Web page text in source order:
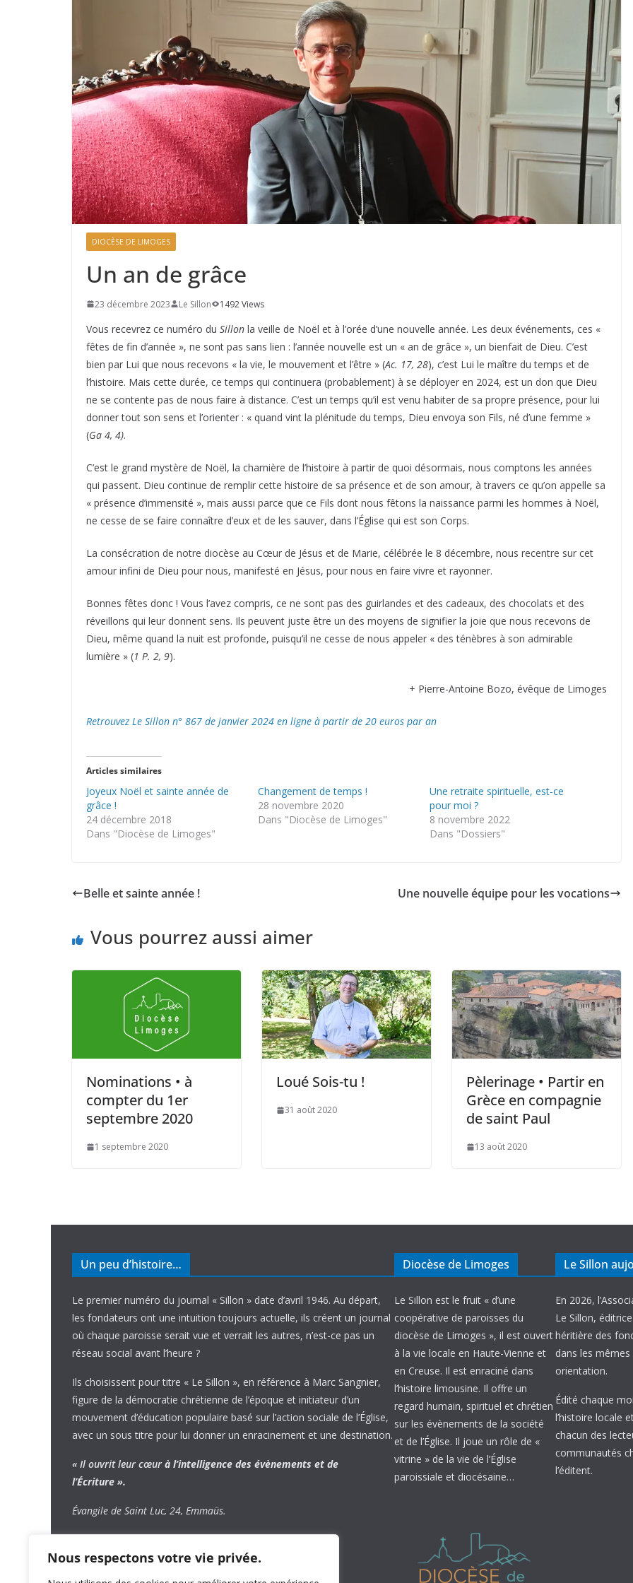
Nous respectons votre vie privée.
DIOCÈSE DE LIMOGES
Un an de grâce
23 décembre 2023 Le Sillon 1492 Views
Vous recevrez ce numéro du Sillon la veille de Noël et à l’orée d’une nouvelle année. Les deux événements, ces «
fêtes de fin d’année », ne sont pas sans lien : l’année nouvelle est un « an de grâce », un bienfait de Dieu. C’est
bien par Lui que nous recevons « la vie, le mouvement et l’être » (Ac. 17, 28), c’est Lui le maître du temps et de
l’histoire. Mais cette durée, ce temps qui continuera (probablement) à se déployer en 2024, est un don que Dieu
ne se contente pas de nous faire à distance. C’est un temps qu’il est venu habiter de sa propre présence, pour lui
donner tout son sens et l’orienter : « quand vint la plénitude du temps, Dieu envoya son Fils, né d’une femme »
(Ga 4, 4).
C’est le grand mystère de Noël, la charnière de l’histoire à partir de quoi désormais, nous comptons les années
qui passent. Dieu continue de remplir cette histoire de sa présence et de son amour, à travers ce qu’on appelle sa
« présence d’immensité », mais aussi parce que ce Fils dont nous fêtons la naissance parmi les hommes à Noël,
ne cesse de se faire connaître d’eux et de les sauver, dans l’Église qui est son Corps.
La consécration de notre diocèse au Cœur de Jésus et de Marie, célébrée le 8 décembre, nous recentre sur cet
amour infini de Dieu pour nous, manifesté en Jésus, pour nous en faire vivre et rayonner.
Bonnes fêtes donc ! Vous l’avez compris, ce ne sont pas des guirlandes et des cadeaux, des chocolats et des
réveillons qui leur donnent sens. Ils peuvent juste être un des moyens de signifier la joie que nous recevons de
Dieu, même quand la nuit est profonde, puisqu’il ne cesse de nous appeler « des ténèbres à son admirable
lumière » (1 P. 2, 9).
+ Pierre-Antoine Bozo, évêque de Limoges
Retrouvez Le Sillon n° 867 de janvier 2024 en ligne à partir de 20 euros par an
Articles similaires
Joyeux Noël et sainte année de
grâce !
24 décembre 2018
Dans "Diocèse de Limoges"
Changement de temps !
28 novembre 2020
Dans "Diocèse de Limoges"
Une retraite spirituelle, est-ce
pour moi ?
8 novembre 2022
Dans "Dossiers"
Belle et sainte année ! Une nouvelle équipe pour les vocations
Vous pourrez aussi aimer
Nominations • à
compter du 1er
septembre 2020
1 septembre 2020
Loué Sois-tu !
31 août 2020
Pèlerinage • Partir en
Grèce en compagnie
de saint Paul
13 août 2020
Un peu d’histoire…
Le premier numéro du journal « Sillon » date d’avril 1946. Au départ,
les fondateurs ont une intuition toujours actuelle, ils créent un journal
où chaque paroisse serait vue et verrait les autres, n’est-ce pas un
réseau social avant l’heure ?
Ils choisissent pour titre « Le Sillon », en référence à Marc Sangnier,
figure de la démocratie chrétienne de l’époque et initiateur d’un
mouvement d’éducation populaire basé sur l’action sociale de l’Église,
avec un sous titre pour lui donner un enracinement et une destination.
« Il ouvrit leur cœur à l’intelligence des évènements et de
l’Écriture ».
Évangile de Saint Luc, 24, Emmaüs.
Diocèse de Limoges
Le Sillon est le fruit « d’une
coopérative de paroisses du
diocèse de Limoges », il est ouvert
à la vie locale en Haute-Vienne et
en Creuse. Il est enraciné dans
l’histoire limousine. Il offre un
regard humain, spirituel et chrétien
sur les évènements de la société
et de l’Église. Il joue un rôle de «
vitrine » de la vie de l’Église
paroissiale et diocésaine…
Le Sillon
En 2026,
Le Sillon,
héritière des
dans les
orientation.
Édité chaque
l’histoire locale
chacun des
communautés
l’éditent.